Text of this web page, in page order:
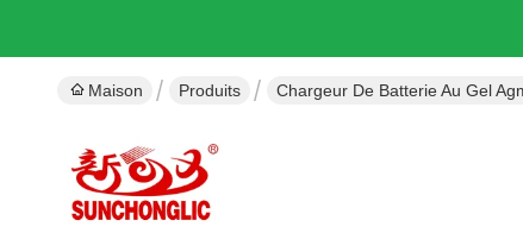
Maison Produits Chargeur De Batterie Au Gel